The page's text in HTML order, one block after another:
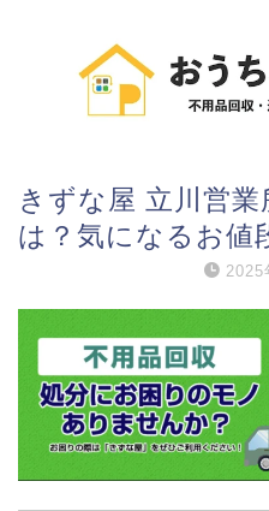
きずな屋 立川営業
は？気になるお値
2025